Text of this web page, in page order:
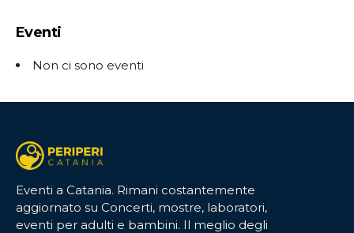
Eventi
Non ci sono eventi
Eventi a Catania. Rimani costantemente
aggiornato su Concerti, mostre, laboratori,
eventi per adulti e bambini. Il meglio degli